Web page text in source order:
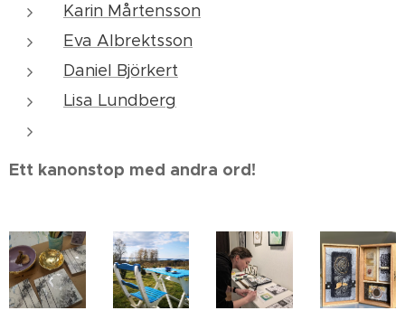
Karin Mårtensson
Eva Albrektsson
Daniel Björkert
Lisa Lundberg
Ett kanonstop med andra ord!